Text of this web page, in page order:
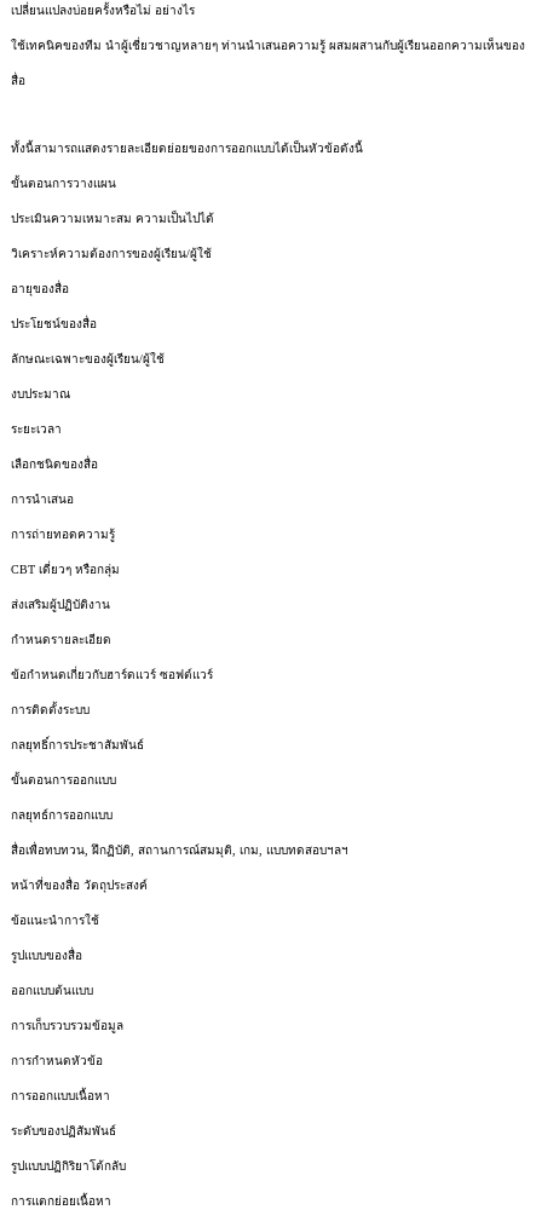
เปลี่ยนแปลงบ่อยครั้งหรือไม่ อย่างไร
ใช้เทคนิคของทีม นำผู้เชี่ยวชาญหลายๆ ท่านนำเสนอความรู้ ผสมผสานกับผู้เรียนออกความเห็นของ
สื่อ
ทั้งนี้สามารถแสดงรายละเอียดย่อยของการออกแบบได้เป็นหัวข้อดังนี้
ขั้นตอนการวางแผน
ประเมินความเหมาะสม ความเป็นไปได้
วิเคราะห์ความต้องการของผู้เรียน/ผู้ใช้
อายุของสื่อ
ประโยชน์ของสื่อ
ลักษณะเฉพาะของผู้เรียน/ผู้ใช้
งบประมาณ
ระยะเวลา
เลือกชนิดของสื่อ
การนำเสนอ
การถ่ายทอดความรู้
CBT เดี่ยวๆ หรือกลุ่ม
ส่งเสริมผู้ปฏิบัติงาน
กำหนดรายละเอียด
ข้อกำหนดเกี่ยวกับฮาร์ดแวร์ ซอฟต์แวร์
การติดตั้งระบบ
กลยุทธิ์การประชาสัมพันธ์
ขั้นตอนการออกแบบ
กลยุทธ์การออกแบบ
สื่อเพื่อทบทวน, ฝึกฏิบัติ, สถานการณ์สมมุติ, เกม, แบบทดสอบฯลฯ
หน้าที่ของสื่อ วัตถุประสงค์
ข้อแนะนำการใช้
รูปแบบของสื่อ
ออกแบบต้นแบบ
การเก็บรวบรวมข้อมูล
การกำหนดหัวข้อ
การออกแบบเนื้อหา
ระดับของปฏิสัมพันธ์
รูปแบบปฏิกิริยาโต้กลับ
การแตกย่อยเนื้อหา